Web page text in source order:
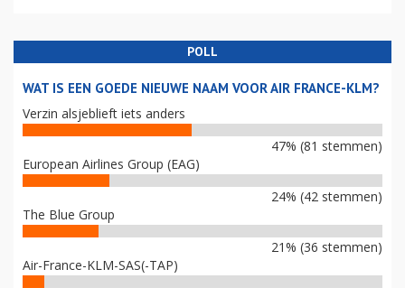
POLL
WAT IS EEN GOEDE NIEUWE NAAM VOOR AIR FRANCE-KLM?
Verzin alsjeblieft iets anders
47% (81 stemmen)
European Airlines Group (EAG)
24% (42 stemmen)
The Blue Group
21% (36 stemmen)
Air-France-KLM-SAS(-TAP)